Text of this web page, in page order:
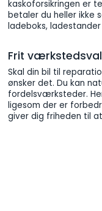
kaskoforsikringen er
betaler du heller ikke
ladeboks,
Frit
Skal din bil til
ønsker det. Du kan
fordelsværksteder.
ligesom der er
giver dig friheden til